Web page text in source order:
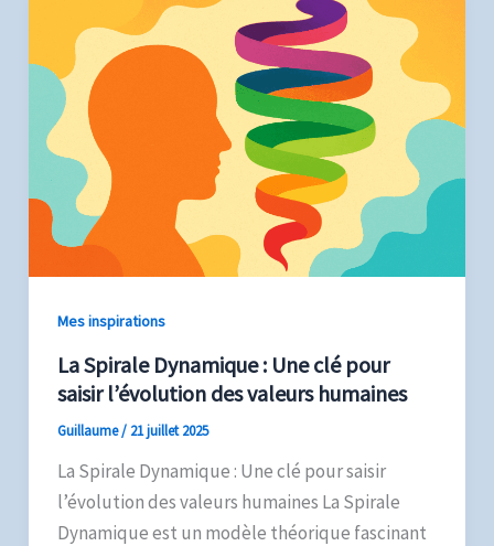
Mes inspirations
La Spirale Dynamique : Une clé pour
saisir l’évolution des valeurs humaines
Guillaume/ 21 juillet 2025
La Spirale Dynamique : Une clé pour saisir
l’évolution des valeurs humaines La Spirale
Dynamique est un modèle théorique fascinant